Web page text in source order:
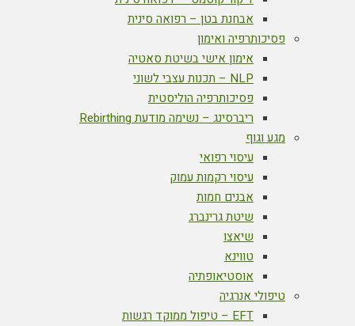
אבחנת בטן – רפואה סינית
פסיכותרפיה ואימון
אימון אישי בשיטת סאטיה
NLP – תכנות עצבי לשוני
פסיכותרפיה הוליסטית
ריברסינג – נשימה מודעת Rebirthing
מגע וגוף
עיסוי רפואי
עיסוי רקמות עמוק
אבנים חמות
שיטת גרינברג
שיאצו
טווינא
אוסטיאופתיה
טיפולי אנרגיה
EFT – טיפול ממוקד רגשות